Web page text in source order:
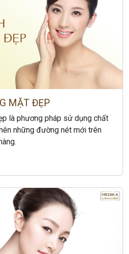
MẶT ĐẸP
là phương pháp sử dụng chất
những đường nét mới trên